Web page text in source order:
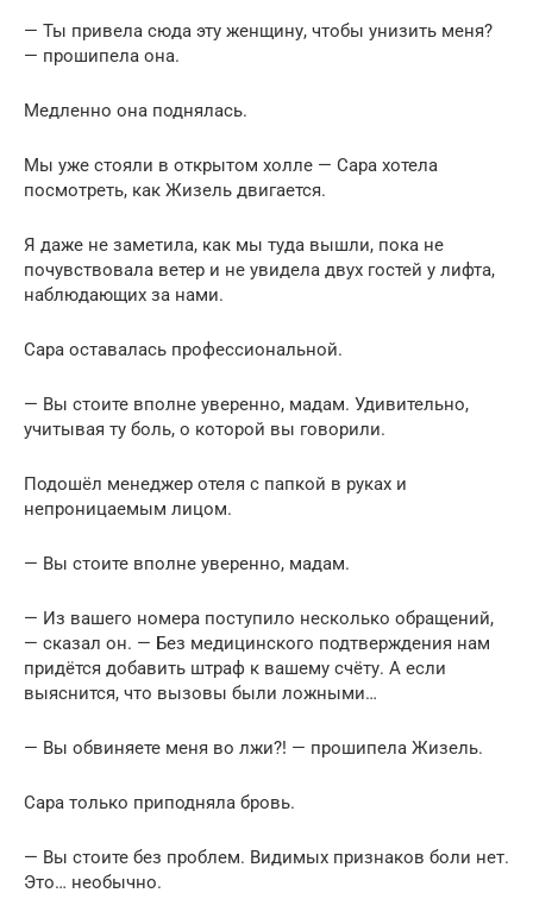
— Ты привела сюда эту женщину, чтобы унизить меня?
— прошипела она.
Медленно она поднялась.
Мы уже стояли в открытом холле — Сара хотела
посмотреть, как Жизель двигается.
Я даже не заметила, как мы туда вышли, пока не
почувствовала ветер и не увидела двух гостей у лифта,
наблюдающих за нами.
Сара оставалась профессиональной.
— Вы стоите вполне уверенно, мадам. Удивительно,
учитывая ту боль, о которой вы говорили.
Подошёл менеджер отеля с папкой в руках и
непроницаемым лицом.
— Вы стоите вполне уверенно, мадам.
— Из вашего номера поступило несколько обращений,
— сказал он. — Без медицинского подтверждения нам
придётся добавить штраф к вашему счёту. А если
выяснится, что вызовы были ложными…
— Вы обвиняете меня во лжи?! — прошипела Жизель.
Сара только приподняла бровь.
— Вы стоите без проблем. Видимых признаков боли нет.
Это… необычно.